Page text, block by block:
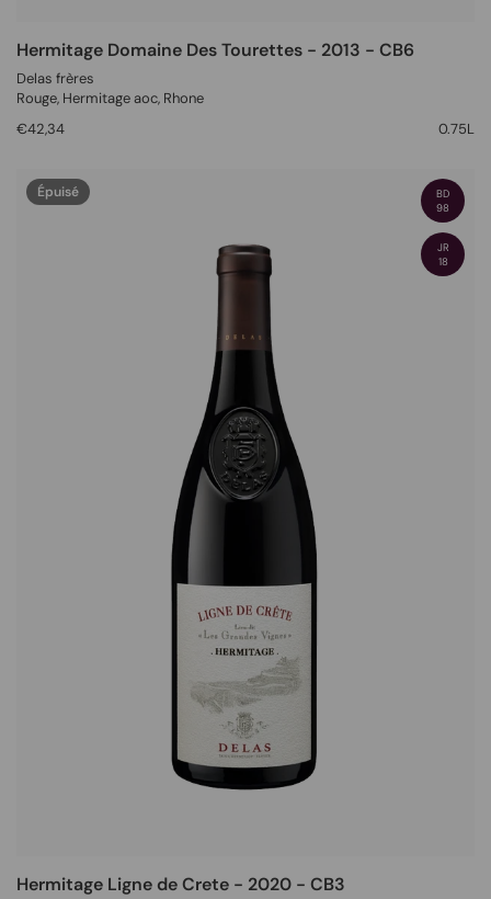
Hermitage Domaine Des Tourettes - 2013 - CB6
Delas frères
Rouge, Hermitage aoc, Rhone
€42,34
0.75L
Hermitage Ligne de Crete - 2020 - CB3
BD
98
JR
18
Épuisé